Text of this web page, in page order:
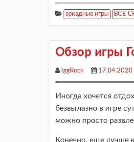
аркадные игры ВСЕ
Обзор игры
IggRock 17.04.2020
Иногда хочется
безвылазно в игре
можно просто
Конечно, еще лучше